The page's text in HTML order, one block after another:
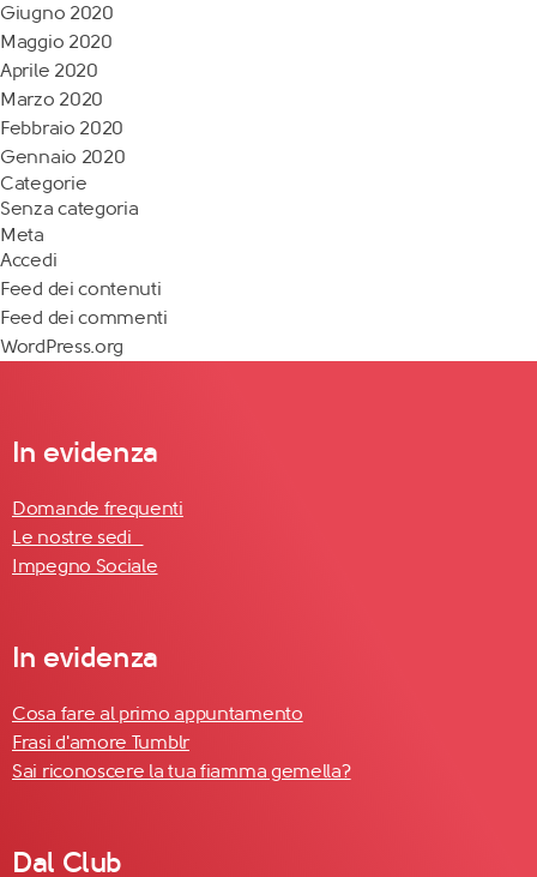
Giugno 2020
Maggio 2020
Aprile 2020
Marzo 2020
Febbraio 2020
Gennaio 2020
Categorie
Senza categoria
Meta
Accedi
Feed dei contenuti
Feed dei commenti
WordPress.org
In evidenza
Domande frequenti
Le nostre sedi
Impegno Sociale
In evidenza
Cosa fare al primo appuntamento
Frasi d'amore Tumblr
Sai riconoscere la tua fiamma gemella?
Dal Club